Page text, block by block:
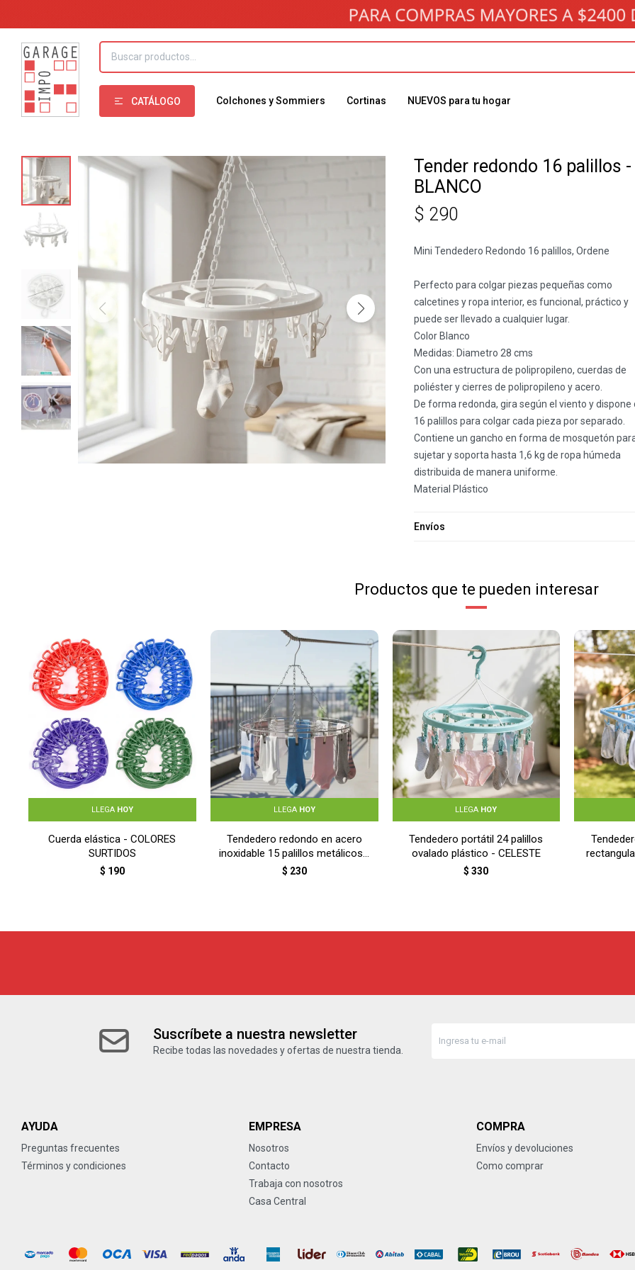
CATÁLOGO Colchones y Sommiers Cortinas NUEVOS para tu hogar
Tender redondo 16 palillos -
BLANCO
$ 290
Mini Tendedero Redondo 16 palillos, Ordene
Perfecto para colgar piezas pequeñas como
calcetines y ropa interior, es funcional, práctico y
puede ser llevado a cualquier lugar.
Color Blanco
Medidas: Diametro 28 cms
Con una estructura de polipropileno, cuerdas de
poliéster y cierres de polipropileno y acero.
De forma redonda, gira según el viento y dispone
16 palillos para colgar cada pieza por separado.
Contiene un gancho en forma de mosquetón
sujetar y soporta hasta 1,6 kg de ropa húmeda
distribuida de manera uniforme.
Material Plástico
Envíos
Productos que te pueden interesar
LLEGA HOY
Cuerda elástica - COLORES
SURTIDOS
$ 190
LLEGA HOY
Tendedero redondo en acero
inoxidable 15 palillos metálicos -
GRIS
$ 230
LLEGA HOY
Tendedero portátil 24 palillos
ovalado plástico - CELESTE
$ 330
Suscríbete a nuestra newsletter
Recibe todas las novedades y ofertas de nuestra tienda.
AYUDA
Preguntas frecuentes
Términos y condiciones
EMPRESA
Nosotros
Contacto
Trabaja con nosotros
Casa Central
COMPRA
Envíos y devoluciones
Como comprar